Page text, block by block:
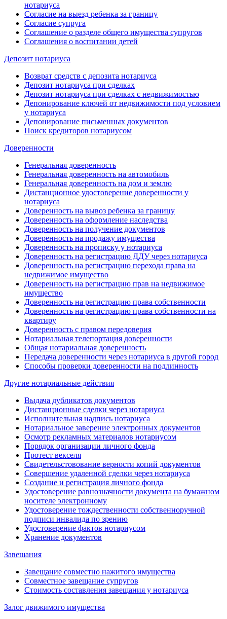
нотариуса
Согласие на выезд ребенка за границу
Согласие супруга
Соглашение о разделе общего имущества супругов
Соглашения о воспитании детей
Депозит нотариуса
Возврат средств с депозита нотариуса
Депозит нотариуса при сделках
Депозит нотариуса при сделках с недвижимостью
Депонирование ключей от недвижимости под условием
у нотариуса
Депонирование письменных документов
Поиск кредиторов нотариусом
Доверенности
Генеральная доверенность
Генеральная доверенность на автомобиль
Генеральная доверенность на дом и землю
Дистанционное удостоверение доверенности у
нотариуса
Доверенность на вывоз ребенка за границу
Доверенность на оформление наследства
Доверенность на получение документов
Доверенность на продажу имущества
Доверенность на прописку у нотариуса
Доверенность на регистрацию ДДУ через нотариуса
Доверенность на регистрацию перехода права на
недвижимое имущество
Доверенность на регистрацию прав на недвижимое
имущество
Доверенность на регистрацию права собственности
Доверенность на регистрацию права собственности на
квартиру
Доверенность с правом передоверия
Нотариальная телепортация доверенности
Общая нотариальная доверенность
Передача доверенности через нотариуса в другой город
Способы проверки доверенности на подлинность
Другие нотариальные действия
Выдача дубликатов документов
Дистанционные сделки через нотариуса
Исполнительная надпись нотариуса
Нотариальное заверение электронных документов
Осмотр рекламных материалов нотариусом
Порядок организации личного фонда
Протест векселя
Свидетельстовование верности копий документов
Совершение удаленной сделки через нотариуса
Создание и регистрация личного фонда
Удостоверение равнозначности документа на бумажном
носителе электронному
Удостоверение тождественности собственноручной
подписи инвалида по зрению
Удостоверение фактов нотариусом
Хранение документов
Завещания
Завещание совместно нажитого имущества
Совместное завещание супругов
Стоимость составления завещания у нотариуса
Залог движимого имущества